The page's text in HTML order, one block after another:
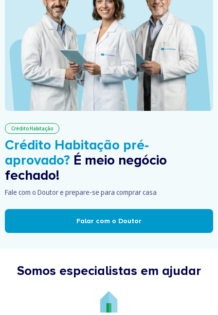
Crédito Habitação
Crédito Habitação pré-
aprovado? É meio negócio
fechado!
Fale com o Doutor e prepare-se para comprar casa
Falar com o Doutor
Somos especialistas em ajudar